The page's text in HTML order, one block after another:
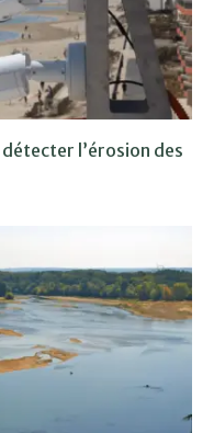
l’érosion des